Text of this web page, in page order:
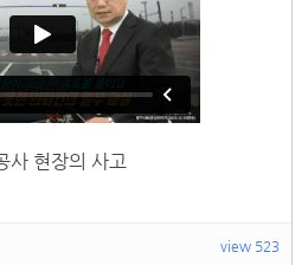
사 현장의 사고
view 523